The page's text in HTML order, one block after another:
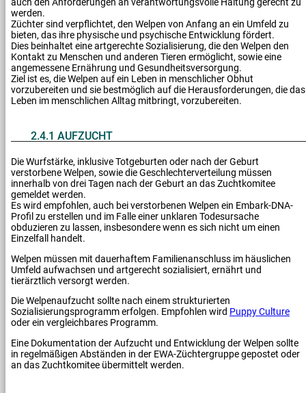
werden.
Züchter sind verpflichtet, den Welpen von Anfang an ein Umfeld zu
bieten, das ihre physische und psychische Entwicklung fördert.
Dies beinhaltet eine artgerechte Sozialisierung, die den Welpen den
Kontakt zu Menschen und anderen Tieren ermöglicht, sowie eine
angemessene Ernährung und Gesundheitsversorgung.
Ziel ist es, die Welpen auf ein Leben in menschlicher Obhut
vorzubereiten und sie bestmöglich auf die Herausforderungen, die das
Leben im menschlichen Alltag mitbringt, vorzubereiten.
2.4.1 AUFZUCHT
Die Wurfstärke, inklusive Totgeburten oder nach der Geburt
verstorbene Welpen, sowie die Geschlechterverteilung müssen
innerhalb von drei Tagen nach der Geburt an das Zuchtkomitee
gemeldet werden.
Es wird empfohlen, auch bei verstorbenen Welpen ein Embark-DNA-
Profil zu erstellen und im Falle einer unklaren Todesursache
obduzieren zu lassen, insbesondere wenn es sich nicht um einen
Einzelfall handelt.
Welpen müssen mit dauerhaftem Familienanschluss im häuslichen
Umfeld aufwachsen und artgerecht sozialisiert, ernährt und
tierärztlich versorgt werden.
Die Welpenaufzucht sollte nach einem strukturierten
Sozialisierungsprogramm erfolgen. Empfohlen wird Puppy Culture
oder ein vergleichbares Programm.
Eine Dokumentation der Aufzucht und Entwicklung der Welpen sollte
in regelmäßigen Abständen in der EWA-Züchtergruppe gepostet oder
an das Zuchtkomitee übermittelt werden.